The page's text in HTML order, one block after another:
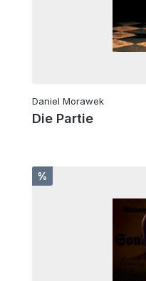
Daniel Morawek
Die Partie
Rabatt
%